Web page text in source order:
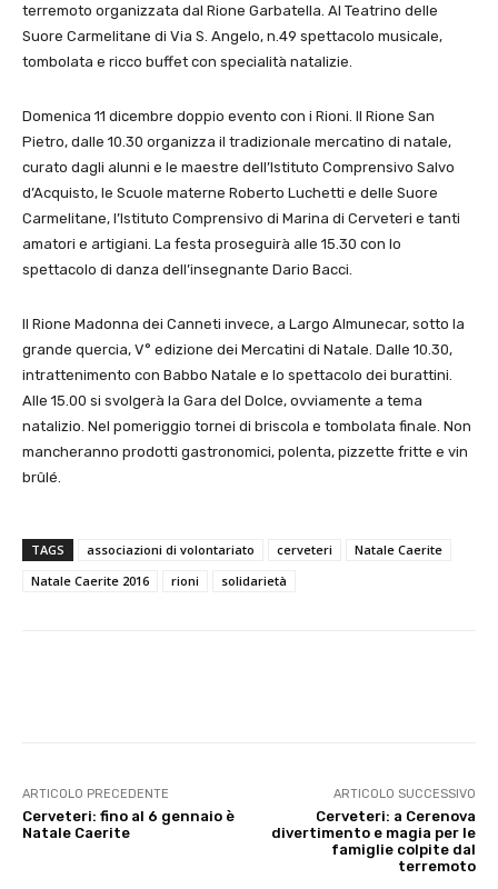
terremoto organizzata dal Rione Garbatella. Al Teatrino delle
Suore Carmelitane di Via S. Angelo, n.49 spettacolo musicale,
tombolata e ricco buffet con specialità natalizie.
Domenica 11 dicembre doppio evento con i Rioni. Il Rione San
Pietro, dalle 10.30 organizza il tradizionale mercatino di natale,
curato dagli alunni e le maestre dell’Istituto Comprensivo Salvo
d’Acquisto, le Scuole materne Roberto Luchetti e delle Suore
Carmelitane, l’Istituto Comprensivo di Marina di Cerveteri e tanti
amatori e artigiani. La festa proseguirà alle 15.30 con lo
spettacolo di danza dell’insegnante Dario Bacci.
Il Rione Madonna dei Canneti invece, a Largo Almunecar, sotto la
grande quercia, V° edizione dei Mercatini di Natale. Dalle 10.30,
intrattenimento con Babbo Natale e lo spettacolo dei burattini.
Alle 15.00 si svolgerà la Gara del Dolce, ovviamente a tema
natalizio. Nel pomeriggio tornei di briscola e tombolata finale. Non
mancheranno prodotti gastronomici, polenta, pizzette fritte e vin
brûlé.
TAGS associazioni di volontariato cerveteri
Natale Caerite
Natale Caerite 2016
rioni solidarietà
ARTICOLO PRECEDENTE
Cerveteri: fino al 6 gennaio è
Natale Caerite
ARTICOLO SUCCESSIVO
Cerveteri: a Cerenova
divertimento e magia per le
famiglie colpite dal
terremoto